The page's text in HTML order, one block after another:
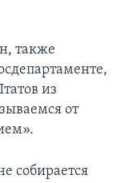
также
из
от
собирается